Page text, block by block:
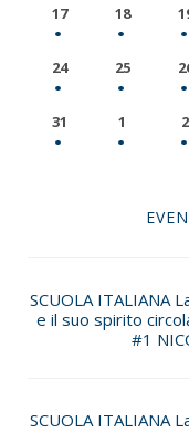
17 18
24 25
31 1 2
SCUOLA ITALIANA
e il suo spirito
#1
SCUOLA ITALIANA